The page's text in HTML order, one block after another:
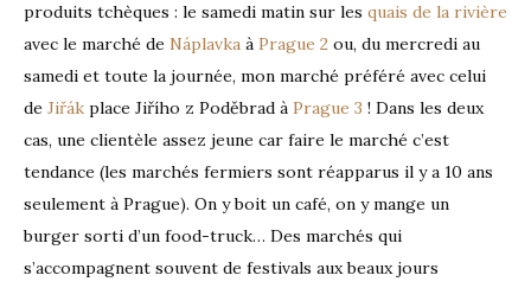
produits tchèques : le samedi matin sur les quais de la rivière
avec le marché de Náplavka à Prague 2 ou, du mercredi au
samedi et toute la journée, mon marché préféré avec celui
de Jiřák place Jiřího z Poděbrad à Prague 3 ! Dans les deux
cas, une clientèle assez jeune car faire le marché c’est
tendance (les marchés fermiers sont réapparus il y a 10 ans
seulement à Prague). On y boit un café, on y mange un
burger sorti d’un food-truck… Des marchés qui
s’accompagnent souvent de festivals aux beaux jours